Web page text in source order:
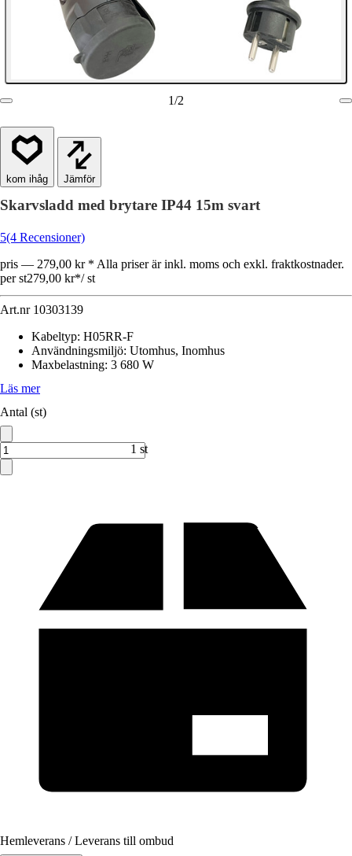
1/2
Jämför
Skarvsladd med brytare IP44 15m svart
5(4 Recensioner)
pris — 279,00 kr * Alla priser är inkl. moms och exkl. fraktkostnader.
per st279,00 kr*/ st
Art.nr 10303139
Kabeltyp: H05RR-F
Användningsmiljö: Utomhus, Inomhus
Maxbelastning: 3 680 W
Läs mer
Antal (st)
1 st
Hemleverans / Leverans till ombud